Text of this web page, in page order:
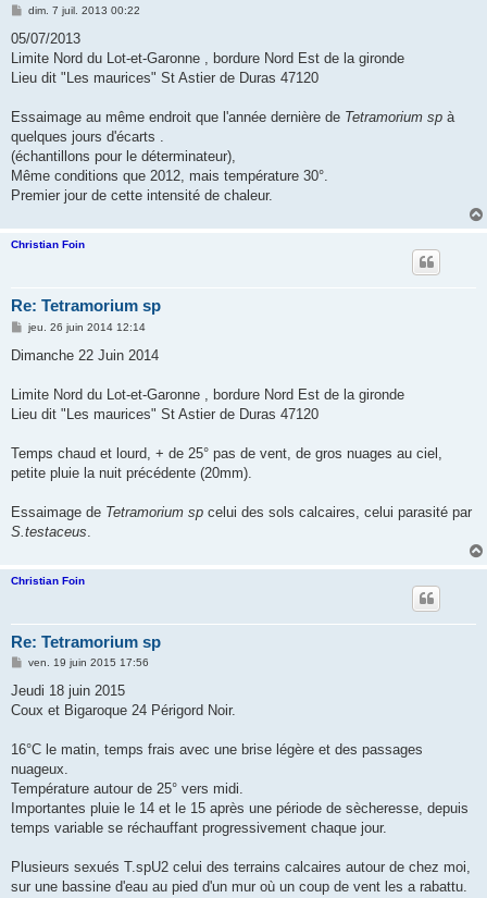
M
s
a
g
dim. 7 juil. 2013 00:22
05/07/2013
Limite Nord du Lot-et-Garonne , bordure Nord Est de la gironde
Lieu dit "Les maurices" St Astier de Duras 47120
Essaimage au même endroit que l'année dernière de Tetramorium sp à
quelques jours d'écarts .
(échantillons pour le déterminateur),
Même conditions que 2012, mais température 30°.
Premier jour de cette intensité de chaleur.
Christian Foin
Re: Tetramorium sp
M
s
g
jeu. 26 juin 2014 12:14
Dimanche 22 Juin 2014
Limite Nord du Lot-et-Garonne , bordure Nord Est de la gironde
Lieu dit "Les maurices" St Astier de Duras 47120
Temps chaud et lourd, + de 25° pas de vent, de gros nuages au ciel,
petite pluie la nuit précédente (20mm).
Essaimage de Tetramorium sp celui des sols calcaires, celui parasité par
S.testaceus
Christian Foin
Re: Tetramorium sp
M
s
a
ven. 19 juin 2015 17:56
Jeudi 18 juin 2015
Coux et Bigaroque 24 Périgord Noir.
16°C le matin, temps frais avec une brise légère et des passages
nuageux.
Température autour de 25° vers midi.
Importantes pluie le 14 et le 15 après une période de sècheresse, depuis
temps variable se réchauffant progressivement chaque jour.
Plusieurs sexués T.spU2 celui des terrains calcaires autour de chez moi,
sur une bassine d'eau au pied d'un mur où un coup de vent les a rabattu.